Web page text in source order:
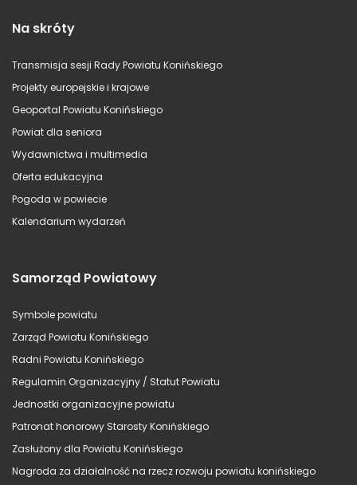
Na skróty
Transmisja sesji Rady Powiatu Konińskiego
Projekty europejskie i krajowe
Geoportal Powiatu Konińskiego
Powiat dla seniora
Wydawnictwa i multimedia
Oferta edukacyjna
Pogoda w powiecie
Kalendarium wydarzeń
Samorząd Powiatowy
Symbole powiatu
Zarząd Powiatu Konińskiego
Radni Powiatu Konińskiego
Regulamin Organizacyjny / Statut Powiatu
Jednostki organizacyjne powiatu
Patronat honorowy Starosty Konińskiego
Zasłużony dla Powiatu Konińskiego
Nagroda za działalność na rzecz rozwoju powiatu konińskiego